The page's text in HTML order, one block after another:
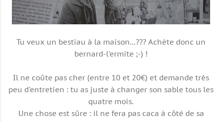
Tu veux un bestiau à la maison...??? Achète donc un
bernard-l'ermite ;-) !
Il ne coûte pas cher (entre 10 et 20€) et demande très
peu d'entretien : tu as juste à changer son sable tous les
quatre mois.
Une chose est sûre : il ne fera pas caca à côté de sa